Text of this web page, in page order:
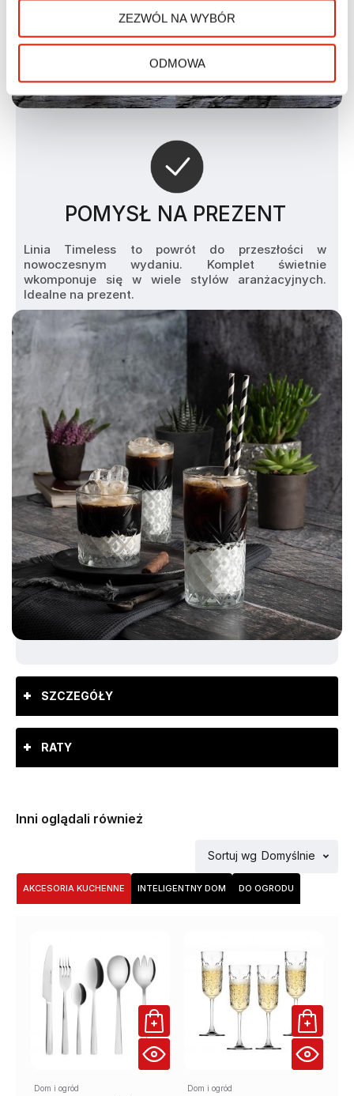
ZEZWÓL NA WYBÓR
ODMOWA
POMYSŁ NA PREZENT
Linia Timeless to powrót do przeszłości w
nowoczesnym wydaniu. Komplet świetnie
wkomponuje się w wiele stylów aranżacyjnych.
Idealne na prezent.
SZCZEGÓŁY
RATY
Inni oglądali również
AKCESORIA KUCHENNE INTELIGENTNY DOM DO OGRODU
Sortuj wg Domyślnie
Dom i ogród Dom i ogród